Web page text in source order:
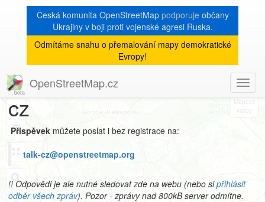
Česká komunita OpenStreetMap podporujeobčany
Ukrajiny v boji proti vojenské agresi Ruska.
Odmítáme snahu o přemalování mapy demokratické
Evropy!
OpenStreetMap.cz
8
+
−
Archiv
mailové konference talk-
cz
Přispěvek můžete poslat i bez registrace na:
talk-cz@openstreetmap.org
!! Odpovědi je ale nutné sledovat zde na webu (nebo sipřihlásit
odběr všech zpráv). Pozor - zprávy nad 800kB server odmítne.